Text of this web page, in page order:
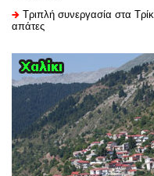
Τριπλή συνεργασία στα
απάτες